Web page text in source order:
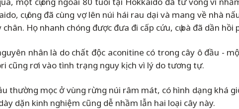
cụ ông đã cùng vợ lên núi hái rau dại và mang về nhà
Họ nhanh chóng được đưa đi cấp cứu, cụ bà đã dần hồi
nhân là do chất độc aconitine có trong cây ô đầu -
cũng rơi vào tình trạng nguy kịch vì lý do tương tự.
thường mọc ở vùng rừng núi râm mát, có hình dạng khá
dặn kinh nghiệm cũng dễ nhầm lẫn hai loại cây này.